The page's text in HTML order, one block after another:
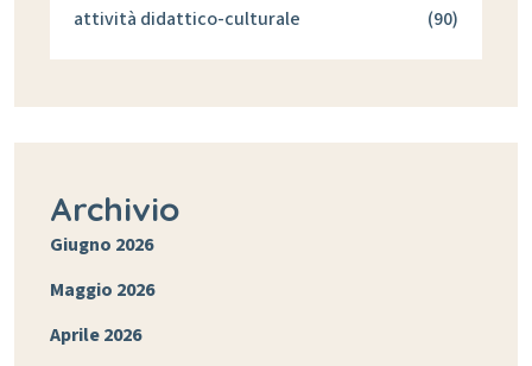
attività didattico-culturale (90)
Archivio
Giugno 2026
Maggio 2026
Aprile 2026